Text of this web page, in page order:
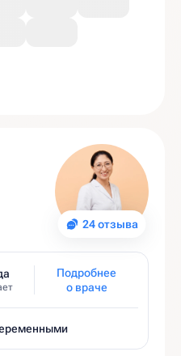
24 отзыва
Подробнее
о враче